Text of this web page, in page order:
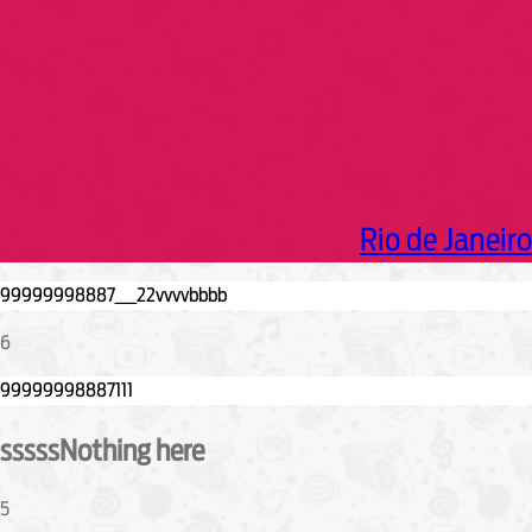
Rio de Janeiro
6
sssssNothing here
5